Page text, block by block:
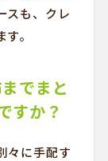
スも、クレ
。
でまと
すか？
々に手配す